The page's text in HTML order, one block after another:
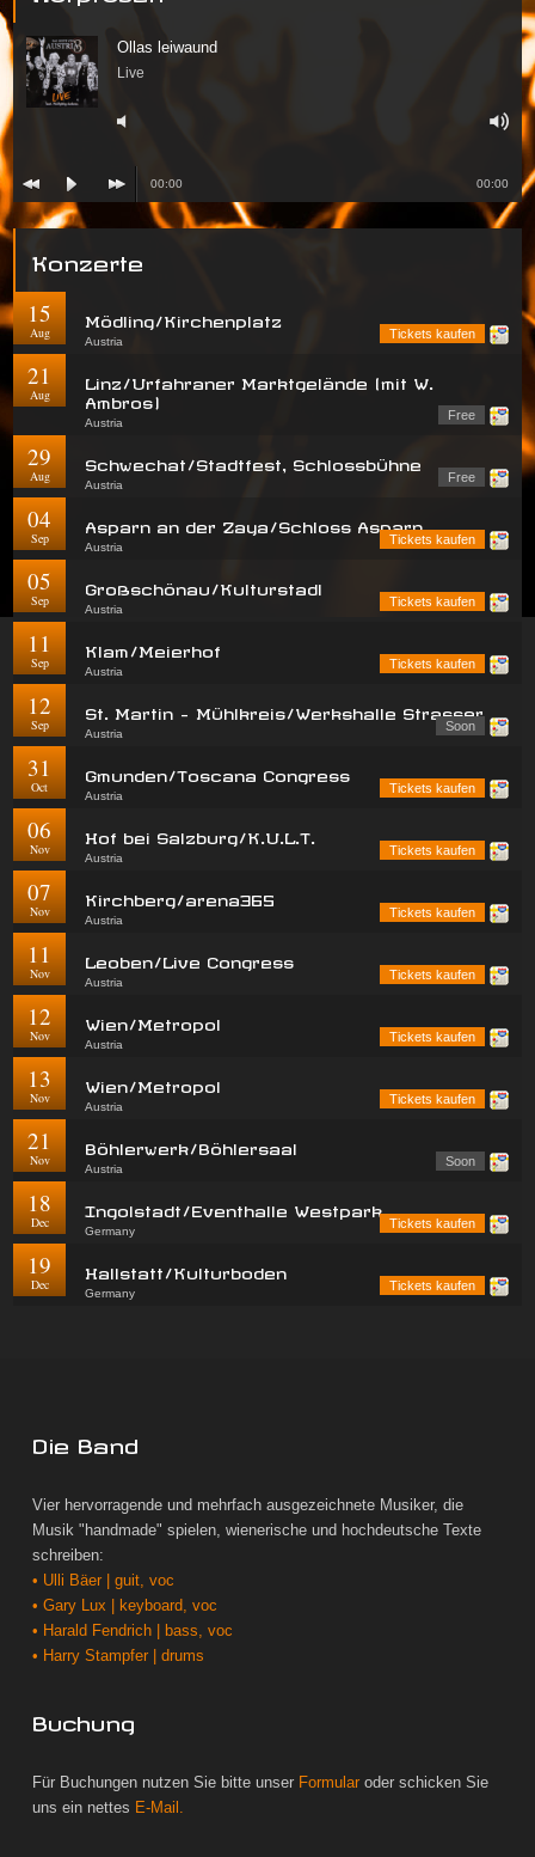
Ollas leiwaund
Live
00:00 00:00
Konzerte
15
Aug
Mödling/Kirchenplatz
Austria
Tickets kaufen
21
Aug
Linz/Urfahraner Marktgelände (mit W.
Ambros)
Austria
Free
29
Aug
Schwechat/Stadtfest, Schlossbühne
Austria
Free
04
Sep
Asparn an der Zaya/Schloss Asparn
Austria
Tickets kaufen
05
Sep
Großschönau/Kulturstadl
Austria
Tickets kaufen
11
Sep
Klam/Meierhof
Austria
Tickets kaufen
12
Sep
St. Martin - Mühlkreis/Werkshalle Strasser
Austria
Soon
31
Oct
Gmunden/Toscana Congress
Austria
Tickets kaufen
06
Nov
Hof bei Salzburg/K.U.L.T.
Austria
Tickets kaufen
07
Nov
Kirchberg/arena365
Austria
Tickets kaufen
11
Nov
Leoben/Live Congress
Austria
Tickets kaufen
12
Nov
Wien/Metropol
Austria
Tickets kaufen
13
Nov
Wien/Metropol
Austria
Tickets kaufen
21
Nov
Böhlerwerk/Böhlersaal
Austria
Soon
18
Dec
Ingolstadt/Eventhalle Westpark
Germany
Tickets kaufen
19
Dec
Hallstatt/Kulturboden
Germany
Tickets kaufen
Die Band
Vier hervorragende und mehrfach ausgezeichnete Musiker, die
Musik "handmade" spielen, wienerische und hochdeutsche Texte
schreiben:
• Ulli Bäer | guit, voc
• Gary Lux | keyboard, voc
• Harald Fendrich | bass, voc
• Harry Stampfer | drums
Buchung
Für Buchungen nutzen Sie bitte unser Formular oder schicken Sie
uns ein nettes E-Mail.